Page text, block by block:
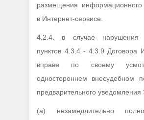
размещения
в Интернет-сервисе.
4.2.4. в случае нарушения
пунктов 4.3.4 - 4.3.9 Договора
вправе по своему
одностороннем внесудебном
предварительного уведомления
(а) незамедлительно